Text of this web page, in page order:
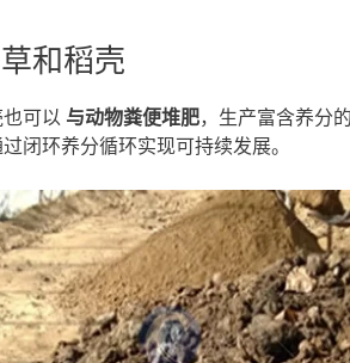
和稻壳
可以 与动物粪便堆肥，生产富含养分
闭环养分循环实现可持续发展。